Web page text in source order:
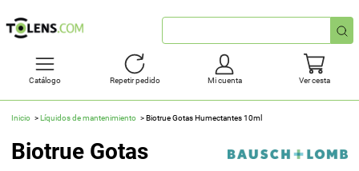
Búsqueda
rápida
Catálogo Repetir pedido Mi cuenta Ver cesta
Inicio Líquidos de mantenimiento Biotrue Gotas Humectantes 10ml
Biotrue Gotas